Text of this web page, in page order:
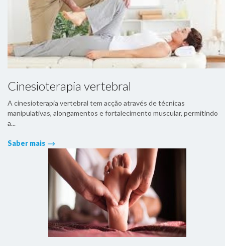
Cinesioterapia vertebral
A cinesioterapia vertebral tem acção através de técnicas
manipulativas, alongamentos e fortalecimento muscular, permitindo
a...
Saber mais